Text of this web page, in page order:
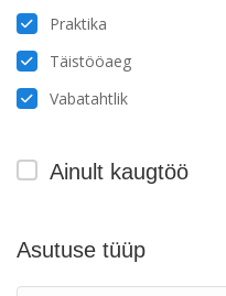
Praktika
Täistööaeg
Vabatahtlik
Ainult kaugtöö
Asutuse tüüp